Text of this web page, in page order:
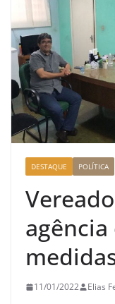
DESTAQUE POLÍTICA
agência
11/01/2022 Elias